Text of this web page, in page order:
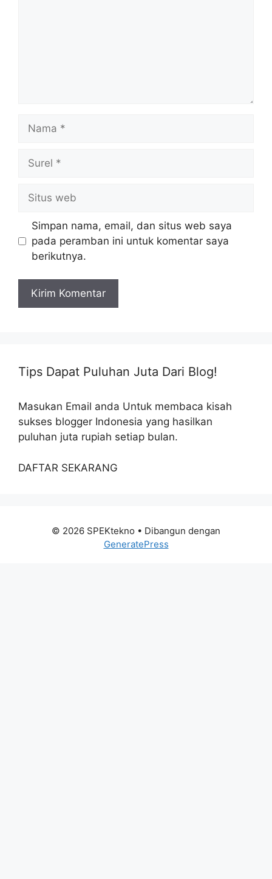
web
Simpan nama, email, dan situs web saya
pada peramban ini untuk komentar saya
berikutnya.
Tips Dapat Puluhan Juta Dari Blog!
Masukan Email anda Untuk membaca kisah
sukses blogger Indonesia yang hasilkan
puluhan juta rupiah setiap bulan.
DAFTAR SEKARANG
© 2026 SPEKtekno • Dibangun dengan
GeneratePress